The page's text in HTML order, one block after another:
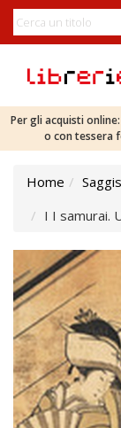
Per gli acquisti
o con tessera
Home
I I samurai.